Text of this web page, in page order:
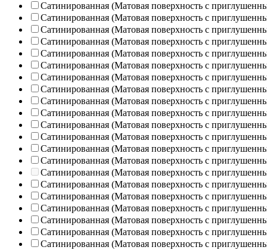
Сатинированная (Матовая поверхность с
Сатинированная (Матовая поверхность с
Сатинированная (Матовая поверхность с
Сатинированная (Матовая поверхность с
Сатинированная (Матовая поверхность с
Сатинированная (Матовая поверхность с
Сатинированная (Матовая поверхность с
Сатинированная (Матовая поверхность с
Сатинированная (Матовая поверхность с
Сатинированная (Матовая поверхность с
Сатинированная (Матовая поверхность с
Сатинированная (Матовая поверхность с
Сатинированная (Матовая поверхность с
Сатинированная (Матовая поверхность с
Сатинированная (Матовая поверхность с
Сатинированная (Матовая поверхность с
Сатинированная (Матовая поверхность с
Сатинированная (Матовая поверхность с
Сатинированная (Матовая поверхность с
Сатинированная (Матовая поверхность с
Сатинированная (Матовая поверхность с